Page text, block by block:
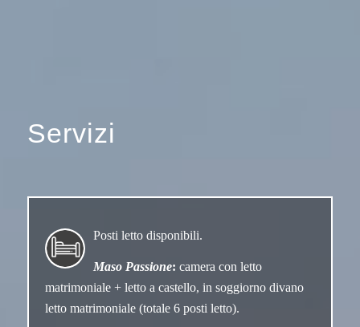
Servizi
Posti letto disponibili.
Maso Passione: camera con letto
matrimoniale + letto a castello, in soggiorno divano
letto matrimoniale (totale 6 posti letto).